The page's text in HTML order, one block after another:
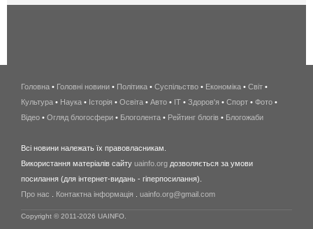
беспроводной
интернет
киев
wimax
в
Головна • Головні новини • Політика • Суспільство • Економіка • Світ •
Культура • Наука • Історія • Освіта • Авто • IT • Здоров'я • Спорт • Фото •
Відео • Огляд блогосфери • Блоголента • Рейтинг блогів • Блогожаби
Всі новини належать їх правовласникам.
Використання матеріалів сайту uainfo.org дозволяється за умови
посилання (для інтернет-видань - гіперпосилання).
Про нас
Контактна інформація uainfo.org@gmail.com
Copyright © 2011-2026 UAINFO.